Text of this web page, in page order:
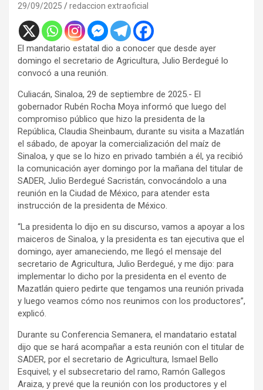
29/09/2025 redaccion extraoficial
El mandatario estatal dio a conocer que desde ayer
domingo el secretario de Agricultura, Julio Berdegué lo
convocó a una reunión.
Culiacán, Sinaloa, 29 de septiembre de 2025.- El
gobernador Rubén Rocha Moya informó que luego del
compromiso público que hizo la presidenta de la
República, Claudia Sheinbaum, durante su visita a Mazatlán
el sábado, de apoyar la comercialización del maíz de
Sinaloa, y que se lo hizo en privado también a él, ya recibió
la comunicación ayer domingo por la mañana del titular de
SADER, Julio Berdegué Sacristán, convocándolo a una
reunión en la Ciudad de México, para atender esta
instrucción de la presidenta de México.
“La presidenta lo dijo en su discurso, vamos a apoyar a los
maiceros de Sinaloa, y la presidenta es tan ejecutiva que el
domingo, ayer amaneciendo, me llegó el mensaje del
secretario de Agricultura, Julio Berdegué, y me dijo: para
implementar lo dicho por la presidenta en el evento de
Mazatlán quiero pedirte que tengamos una reunión privada
y luego veamos cómo nos reunimos con los productores”,
explicó.
Durante su Conferencia Semanera, el mandatario estatal
dijo que se hará acompañar a esta reunión con el titular de
SADER, por el secretario de Agricultura, Ismael Bello
Esquivel; y el subsecretario del ramo, Ramón Gallegos
Araiza, y prevé que la reunión con los productores y el